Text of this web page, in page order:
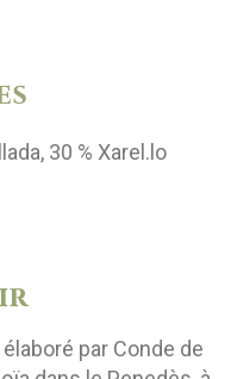
30 % Xarel.lo
par Conde de